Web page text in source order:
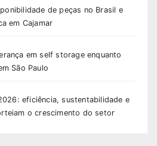
de peças no Brasil e
em Cajamar
em self storage enquanto
São Paulo
eficiência, sustentabilidade e
o crescimento do setor